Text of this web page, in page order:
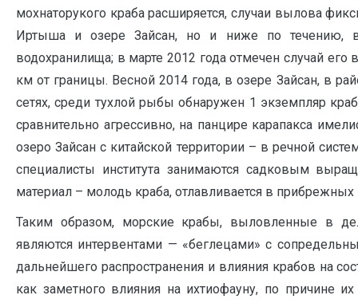
мохнаторукого краба расширяется, случаи вылова
Иртыша и озере Зайсан, но и ниже по течению, в
водохранилища; в марте 2012 года отмечен случай
км от границы. Весной 2014 года, в озере Зайсан, в
сетях, среди тухлой рыбы обнаружен 1 экземпляр
сравнительно агрессивно, на панцире карапакса
озеро Зайсан с китайской территории – в речной
специалисты института занимаются садковым
материал – молодь краба, отлавливается в
Таким образом, морские крабы, выловленные в
являются интервентами — «беглецами» с
дальнейшего распространения и влияния крабов на
как заметного влияния на ихтиофауну, по причине